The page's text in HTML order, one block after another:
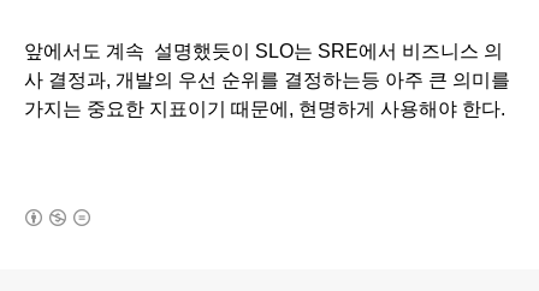
앞에서도 계속  설명했듯이 SLO는 SRE에서 비즈니스 의
사 결정과, 개발의 우선 순위를 결정하는등 아주 큰 의미를
가지는 중요한 지표이기 때문에, 현명하게 사용해야 한다.